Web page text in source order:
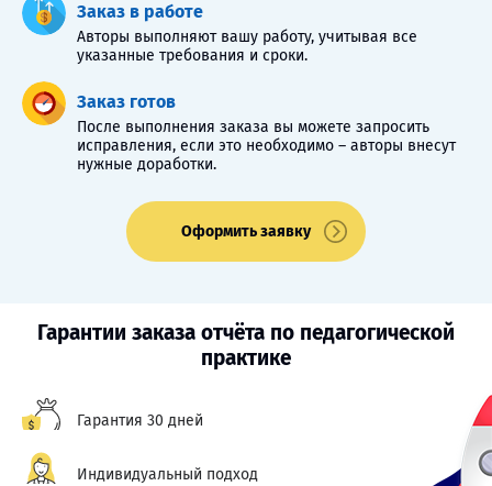
Заказ в работе
Авторы выполняют вашу работу, учитывая все
указанные требования и сроки.
Заказ готов
После выполнения заказа вы можете запросить
исправления, если это необходимо – авторы внесут
нужные доработки.
Оформить заявку
Гарантии заказа отчёта по педагогической
практике
Гарантия 30 дней
Индивидуальный подход